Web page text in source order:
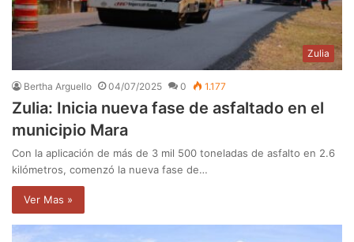
Zulia
Bertha Arguello 04/07/2025 0 1.177
Zulia: Inicia nueva fase de asfaltado en el
municipio Mara
Con la aplicación de más de 3 mil 500 toneladas de asfalto en 2.6
kilómetros, comenzó la nueva fase de…
Ver Mas »